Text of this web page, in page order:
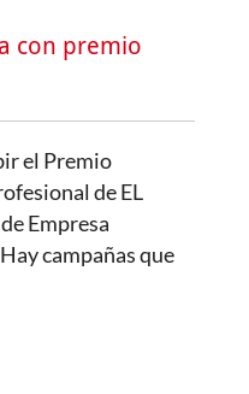
con premio
el Premio
de EL
Empresa
campañas que